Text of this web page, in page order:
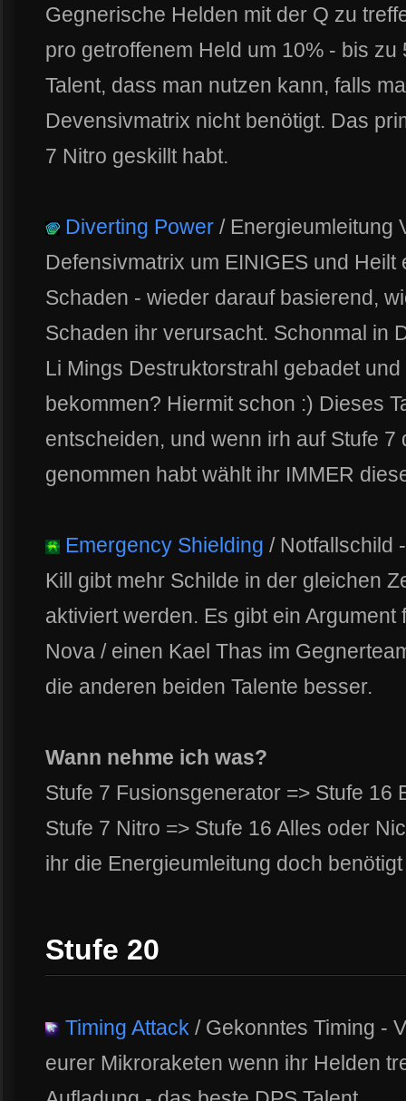
Gegnerische Helden mit der Q zu
pro getroffenem Held um 10% - bis
Talent, dass man nutzen kann, falls
Devensivmatrix nicht benötigt. Das
7 Nitro geskillt habt.
Diverting Power / Energieumleitung
Defensivmatrix um EINIGES und
Schaden - wieder darauf basierend,
Schaden ihr verursacht. Schonmal in
Li Mings Destruktorstrahl gebadet
bekommen? Hiermit schon :) Dieses
entscheiden, und wenn irh auf Stufe
genommen habt wählt ihr IMMER
Emergency Shielding / Notfallschild
Kill gibt mehr Schilde in der gleichen
aktiviert werden. Es gibt ein Argument
Nova / einen Kael Thas im
die anderen beiden Talente besser.
Wann nehme ich was?
Stufe 7 Fusionsgenerator => Stufe 16
Stufe 7 Nitro => Stufe 16 Alles oder
ihr die Energieumleitung doch
Stufe 20
Timing Attack / Gekonntes Timing -
eurer Mikroraketen wenn ihr Helden